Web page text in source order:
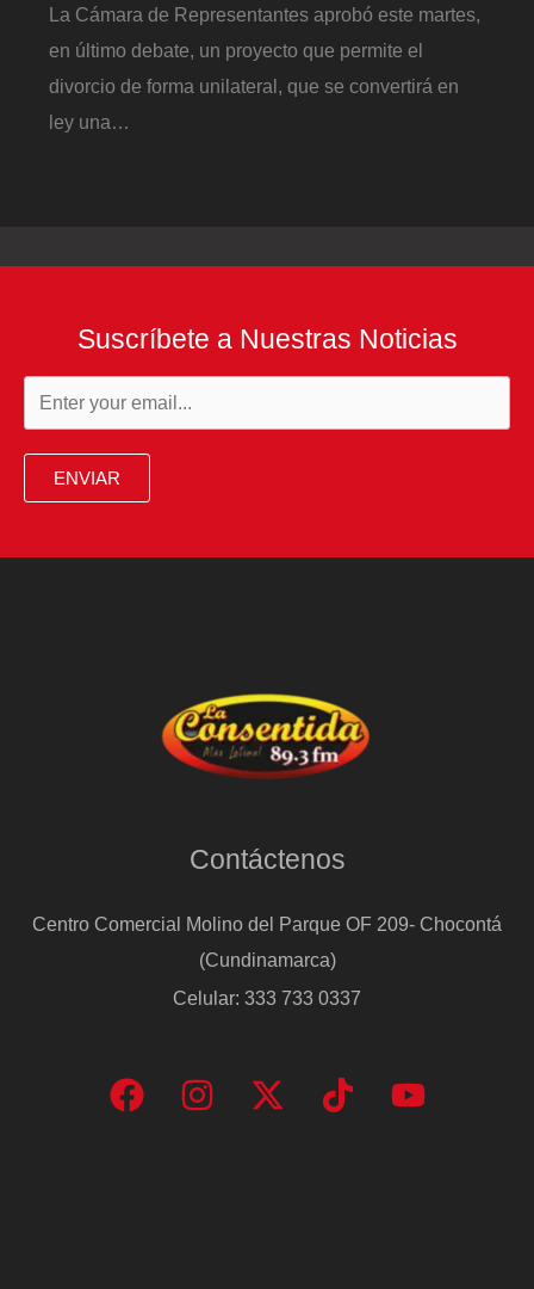
La Cámara de Representantes aprobó este martes,
en último debate, un proyecto que permite el
divorcio de forma unilateral, que se convertirá en
ley una…
Suscríbete a Nuestras Noticias
ENVIAR
Contáctenos
Centro Comercial Molino del Parque OF 209- Chocontá
(Cundinamarca)
Celular: 333 733 0337